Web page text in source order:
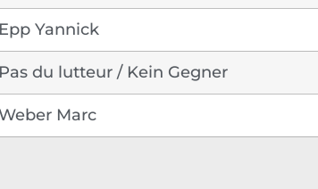
Epp Yannick
Pas du lutteur / Kein Gegner
Marc